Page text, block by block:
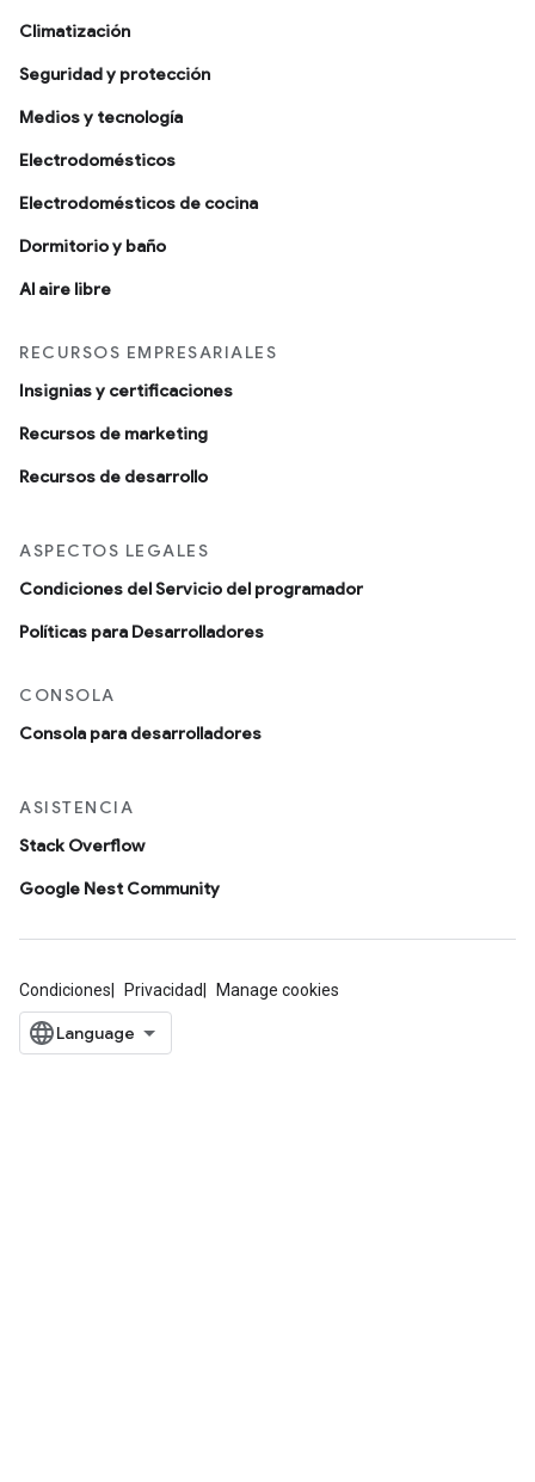
Climatización
Seguridad y protección
Medios y tecnología
Electrodomésticos
Electrodomésticos de cocina
Dormitorio y baño
Al aire libre
RECURSOS EMPRESARIALES
Insignias y certificaciones
Recursos de marketing
Recursos de desarrollo
ASPECTOS LEGALES
Condiciones del Servicio del programador
Políticas para Desarrolladores
CONSOLA
Consola para desarrolladores
ASISTENCIA
Stack Overflow
Google Nest Community
Condiciones Privacidad Manage cookies